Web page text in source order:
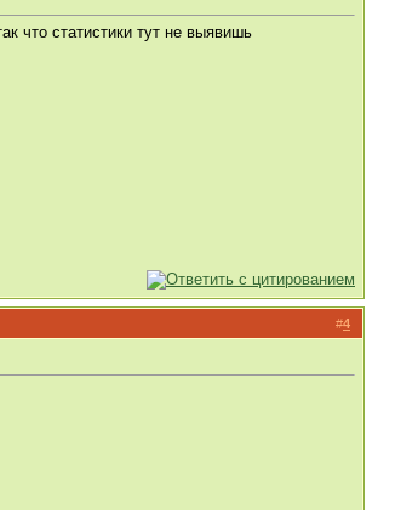
что статистики тут не выявишь
#4